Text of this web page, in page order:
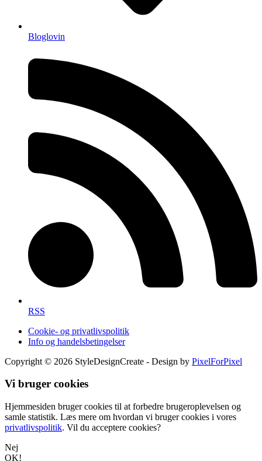
Bloglovin
RSS
Cookie- og privatlivspolitik
Info og handelsbetingelser
Copyright © 2026 StyleDesignCreate - Design by PixelForPixel
Vi bruger cookies
Hjemmesiden bruger cookies til at forbedre brugeroplevelsen og
samle statistik. Læs mere om hvordan vi bruger cookies i vores
privatlivspolitik. Vil du acceptere cookies?
Nej
OK!